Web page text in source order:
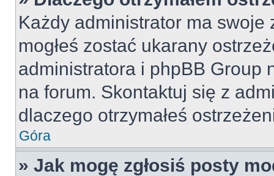
Każdy administrator ma swoje
mogłeś zostać ukarany
administratora i phpBB Group
na forum. Skontaktuj się z
dlaczego otrzymałeś
Góra
» Jak mogę zgłosiś posty